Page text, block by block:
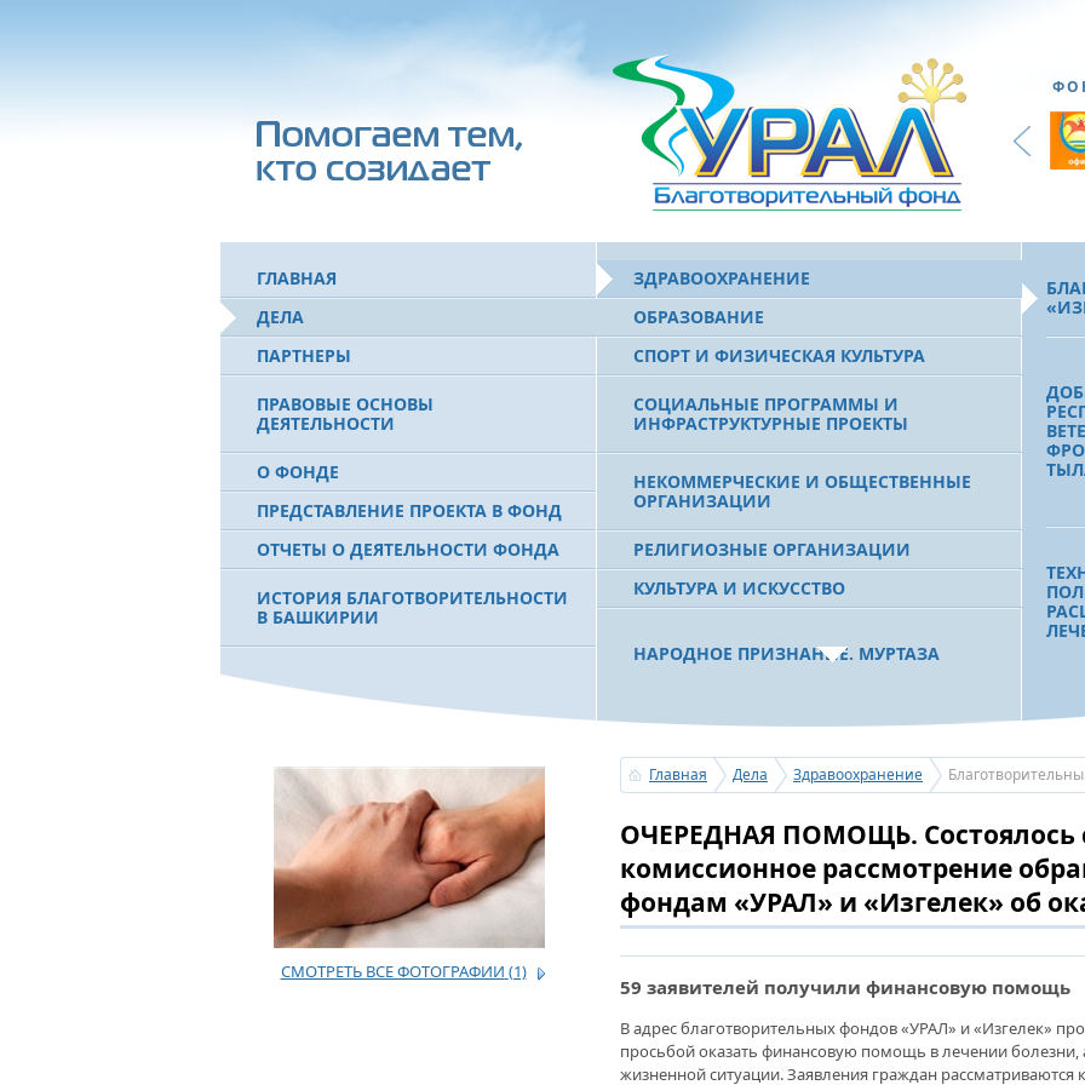
ГЛАВНАЯ
ДЕЛА
ПАРТНЕРЫ
ПРАВОВЫЕ ОСНОВЫ
ДЕЯТЕЛЬНОСТИ
О ФОНДЕ
ПРЕДСТАВЛЕНИЕ ПРОЕКТА В ФОНД
ОТЧЕТЫ О ДЕЯТЕЛЬНОСТИ ФОНДА
ИСТОРИЯ БЛАГОТВОРИТЕЛЬНОСТИ
В БАШКИРИИ
МУРТАЗЕ РАХИМОВЕ
ЗДРАВООХРАНЕНИЕ
ОБРАЗОВАНИЕ
СПОРТ И ФИЗИЧЕСКАЯ КУЛЬТУРА
СОЦИАЛЬНЫЕ ПРОГРАММЫ И
ИНФРАСТРУКТУРНЫЕ ПРОЕКТЫ
НЕКОММЕРЧЕСКИЕ И ОБЩЕСТВЕННЫЕ
ОРГАНИЗАЦИИ
РЕЛИГИОЗНЫЕ ОРГАНИЗАЦИИ
КУЛЬТУРА И ИСКУССТВО
НАРОДНОЕ ПРИЗНАНИЕ. МУРТАЗА
ПОЗДРАВЛЕНИЕ ПЕРВОГО ПРЕЗИДЕНТА
БАШКОРТОСТАНА, ПРЕДСЕДАТЕЛЯ
СОВЕТА БЛАГОТВОРИТЕЛЬНОГО ФОНДА
«УРАЛ» М.Г.РАХИМОВА
УСЕРГАН. ИЗДАН XХХV ТОМ «ИСТОРИИ
БАШКИРСКИХ РОДОВ»
ОГОНЬ - СУДЬЯ БЕСПЕЧНОСТИ ЛЮДЕЙ.
ПОЖАРОВ МЕНЬШЕ НЕ СТАНОВИТСЯ
СМОТРЕТЬ ВСЕ ФОТОГРАФИИ (1)
Главная Дела Здравоохранение
ОЧЕРЕДНАЯ ПОМОЩЬ. Состоялось
комиссионное рассмотрение
фондам «УРАЛ» и «Изгелек» об
59 заявителей получили финансовую помощь
В адрес благотворительных фондов «УРАЛ» и «Изгелек»
просьбой оказать финансовую помощь в лечении болезни,
жизненной ситуации. Заявления граждан